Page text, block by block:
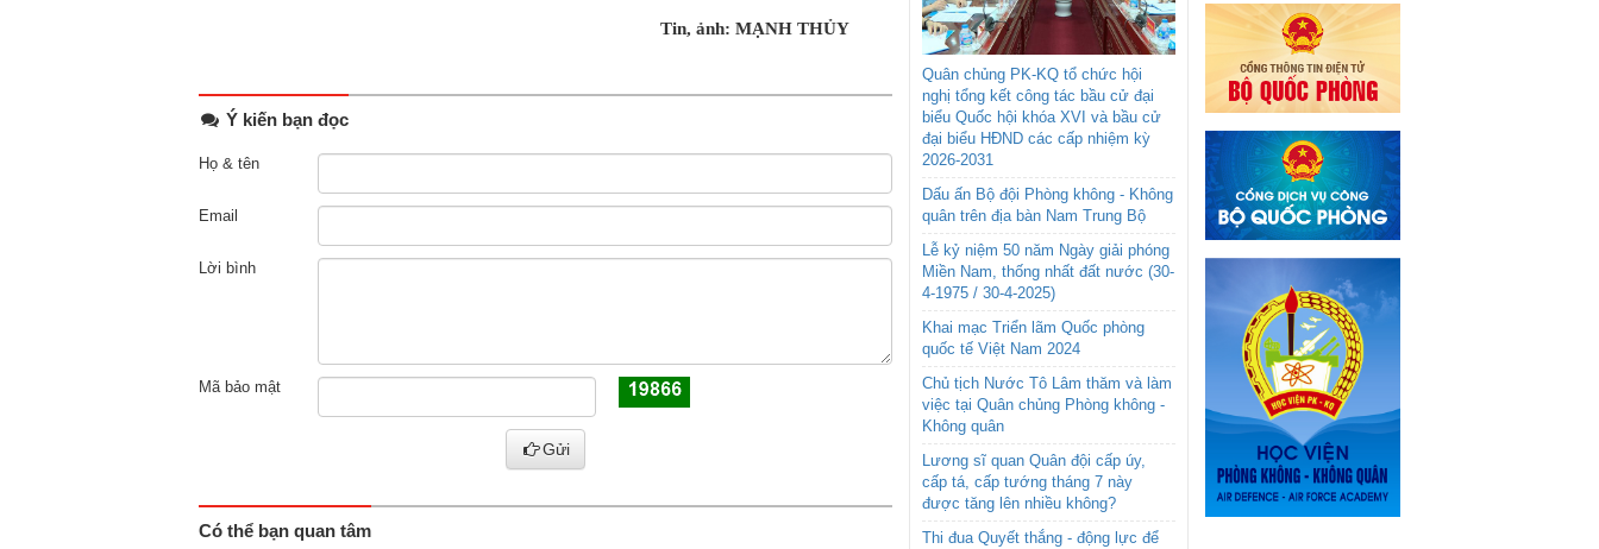
Tin, ảnh: MẠNH THỦY
Ý kiến bạn đọc
Họ & tên
Email
Lời bình
Mã bảo mật
Gửi
Có thể bạn quan tâm
Quân chủng PK-KQ tổ chức hội
nghị tổng kết công tác bầu cử đại
biểu Quốc hội khóa XVI và bầu cử
đại biểu HĐND các cấp nhiệm kỳ
2026-2031
Dấu ấn Bộ đội Phòng không - Không
quân trên địa bàn Nam Trung Bộ
Lễ kỷ niệm 50 năm Ngày giải phóng
Miền Nam, thống nhất đất nước (30-
4-1975 / 30-4-2025)
Khai mạc Triển lãm Quốc phòng
quốc tế Việt Nam 2024
Chủ tịch Nước Tô Lâm thăm và làm
việc tại Quân chủng Phòng không -
Không quân
Lương sĩ quan Quân đội cấp úy,
cấp tá, cấp tướng tháng 7 này
được tăng lên nhiều không?
Thi đua Quyết thắng - động lực để